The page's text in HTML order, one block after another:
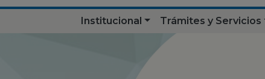
Institucional Trámites y Servicios